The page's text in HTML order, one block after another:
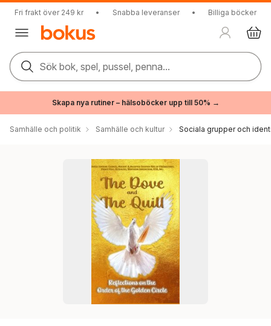
Fri frakt över 249 kr • Snabba leveranser • Billiga böcker
Sök bok, spel, pussel, penna...
Skapa nya rutiner – hälsoböcker upp till 50% →
Samhälle och politik Samhälle och kultur Sociala grupper och